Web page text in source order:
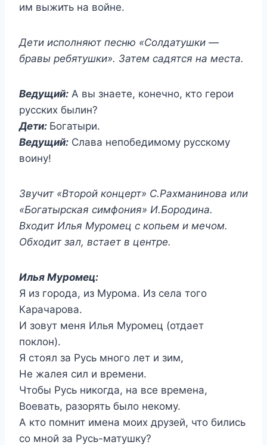
им выжить на войне.
Дети исполняют песню «Солдатушки —
бравы ребятушки». Затем садятся на места.
Ведущий: А вы знаете, конечно, кто герои
русских былин?
Дети: Богатыри.
Ведущий: Слава непобедимому русскому
воину!
Звучит «Второй концерт» С.Рахманинова или
«Богатырская симфония» И.Бородина.
Входит Илья Муромец с копьем и мечом.
Обходит зал, встает в центре.
Илья Муромец:
Я из города, из Мурома. Из села того
Карачарова.
И зовут меня Илья Муромец (отдает
поклон).
Я стоял за Русь много лет и зим,
Не жалея сил и времени.
Чтобы Русь никогда, на все времена,
Воевать, разорять было некому.
А кто помнит имена моих друзей, что бились
со мной за Русь-матушку?